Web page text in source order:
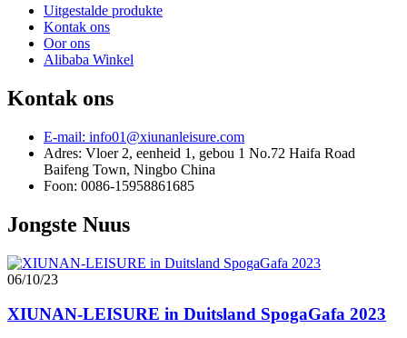
Uitgestalde produkte
Kontak ons
Oor ons
Alibaba Winkel
Kontak ons
E-mail: info01@xiunanleisure.com
Adres: Vloer 2, eenheid 1, gebou 1 No.72 Haifa Road
Baifeng Town, Ningbo China
Foon: 0086-15958861685
Jongste Nuus
06/10/23
XIUNAN-LEISURE in Duitsland SpogaGafa 2023